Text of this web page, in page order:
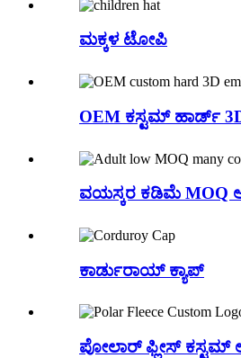
ಮಕ್ಕಳ ಟೋಪಿ
OEM ಕಸ್ಟಮ್ ಹಾರ್ಡ್
ವಯಸ್ಕರ ಕಡಿಮೆ MOQ
ಕಾರ್ಡುರಾಯ್ ಕ್ಯಾಪ್
ಪೋಲಾರ್ ಫ್ಲೀಸ್